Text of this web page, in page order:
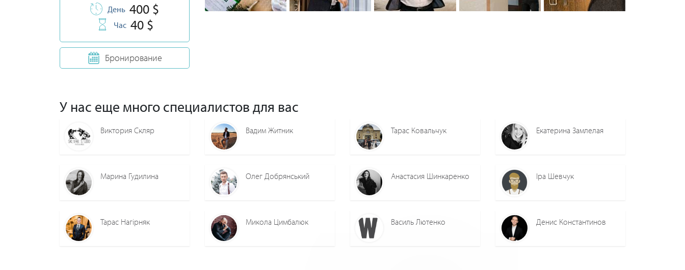
День 400 $
Час 40 $
Бронирование
У нас еще много специалистов для вас
Виктория Скляр Вадим Житник Тарас Ковальчук Екатерина Замлелая
Марина Гудилина Олег Добрянський Анастасия Шинкаренко Іра Шевчук
Тарас Нагірняк Микола Цимбалюк Василь Лютенко Денис Константинов